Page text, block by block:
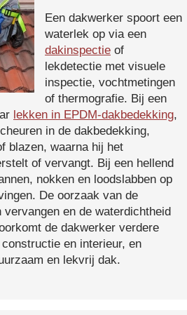
Een dakwerker spoort een
waterlek op via een
dakinspectie of
lekdetectie met visuele
inspectie, vochtmetingen
of thermografie. Bij een
lekken in EPDM-dakbedekking,
in de dakbedekking,
blazen, waarna hij het
of vervangt. Bij een hellend
nokken en loodslabben op
De oorzaak van de
vervangen en de waterdichtheid
de dakwerker verdere
en interieur, en
en lekvrij dak.